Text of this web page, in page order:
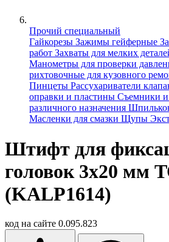
Прочий специальный
Гайкорезы Зажимы гейферные
работ Захваты для мелких
Манометры для проверки
рихтовочные для кузовного
Пинцеты Рассухариватели
оправки и пластины Съемники и
различного назначения
Масленки для смазки Щупы
Штифт для
головок 3х20 мм
(KALP1614)
код на сайте 0.095.823